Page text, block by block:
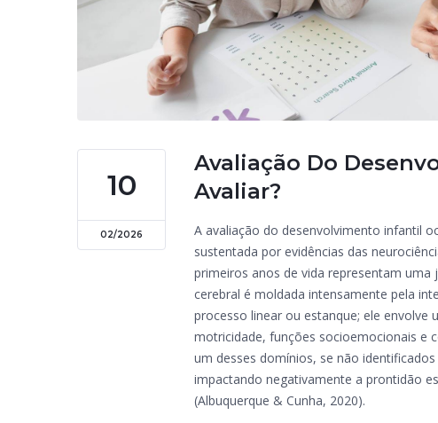
10
02/2026
Avaliação Do
Avaliar?
A avaliação do desenvolvimento infantil
sustentada por evidências das
primeiros anos de vida representam
cerebral é moldada intensamente pela
processo linear ou estanque; ele
motricidade, funções socioemocionais e
um desses domínios, se não
impactando negativamente a prontidão
(Albuquerque & Cunha, 2020).